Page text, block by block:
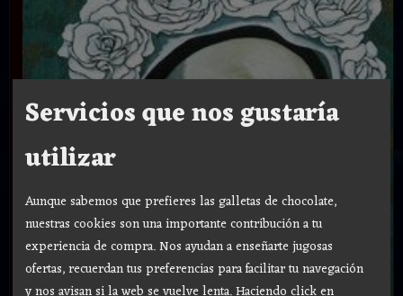
Servicios que nos gustaría
utilizar
Aunque sabemos que prefieres las galletas de chocolate,
nuestras cookies son una importante contribución a tu
experiencia de compra. Nos ayudan a enseñarte jugosas
ofertas, recuerdan tus preferencias para facilitar tu navegación